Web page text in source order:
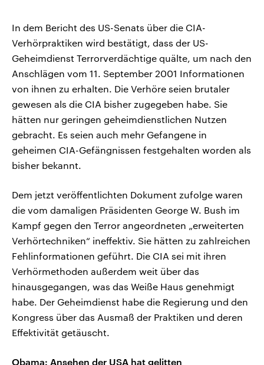
In dem Bericht des US-Senats über die CIA-
Verhörpraktiken wird bestätigt, dass der US-
Geheimdienst Terrorverdächtige quälte, um nach den
Anschlägen vom 11. September 2001 Informationen
von ihnen zu erhalten. Die Verhöre seien brutaler
gewesen als die CIA bisher zugegeben habe. Sie
hätten nur geringen geheimdienstlichen Nutzen
gebracht. Es seien auch mehr Gefangene in
geheimen CIA-Gefängnissen festgehalten worden als
bisher bekannt.
Dem jetzt veröffentlichten Dokument zufolge waren
die vom damaligen Präsidenten George W. Bush im
Kampf gegen den Terror angeordneten „erweiterten
Verhörtechniken“ ineffektiv. Sie hätten zu zahlreichen
Fehlinformationen geführt. Die CIA sei mit ihren
Verhörmethoden außerdem weit über das
hinausgegangen, was das Weiße Haus genehmigt
habe. Der Geheimdienst habe die Regierung und den
Kongress über das Ausmaß der Praktiken und deren
Effektivität getäuscht.
Obama: Ansehen der USA hat gelitten